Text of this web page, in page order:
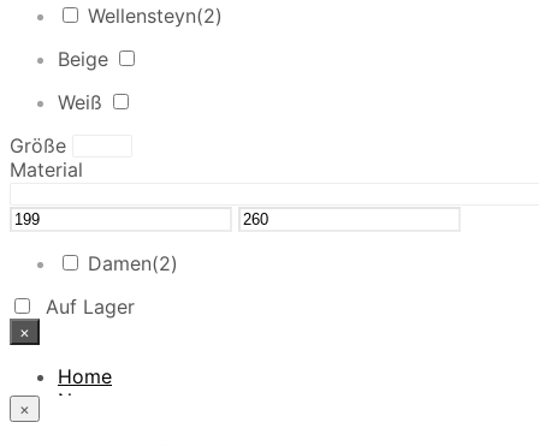
Wellensteyn(2)
Beige
Weiß
Größe
Material
Damen(2)
Auf Lager
×
Home
News
×